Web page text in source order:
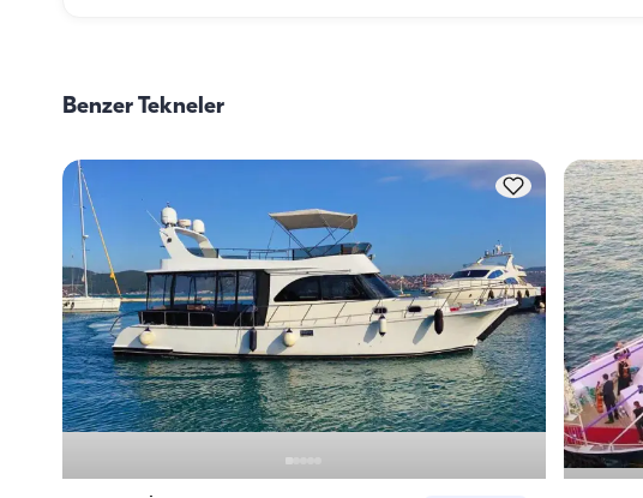
görevi tekne personeline devredebilirler. Yemek hazırlığı
Benzer Tekneler